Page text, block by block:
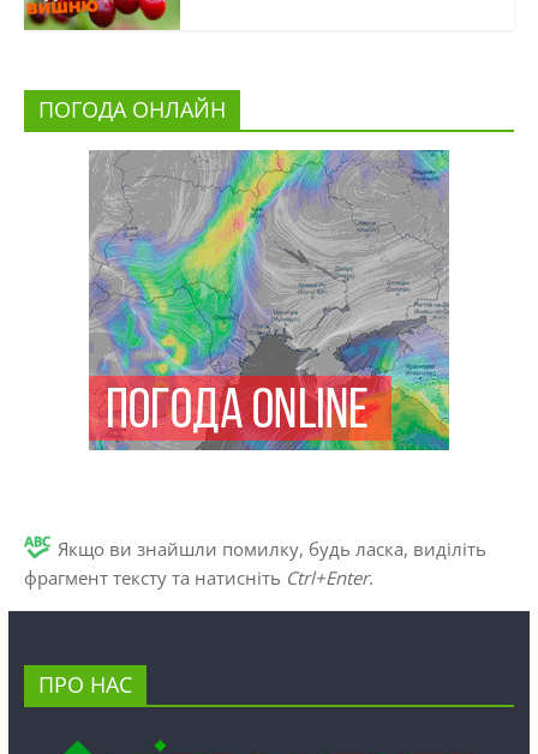
ПОГОДА ОНЛАЙН
Якщо ви знайшли помилку, будь ласка, виділіть
фрагмент тексту та натисніть Ctrl+Enter.
ПРО НАС